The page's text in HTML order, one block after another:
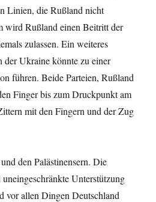
Linien, die Rußland nicht
wird Rußland einen Beitritt der
zulassen. Ein weiteres
der Ukraine könnte zu einer
führen. Beide Parteien, Rußland
Finger bis zum Druckpunkt am
mit den Fingern und der Zug
den Palästinensern. Die
Unterstützung
vor allen Dingen Deutschland